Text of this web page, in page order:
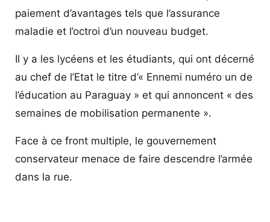
paiement d’avantages tels que l’assurance
maladie et l’octroi d’un nouveau budget.
Il y a les lycéens et les étudiants, qui ont décerné
au chef de l’Etat le titre d’« Ennemi numéro un de
l’éducation au Paraguay » et qui annoncent « des
semaines de mobilisation permanente ».
Face à ce front multiple, le gouvernement
conservateur menace de faire descendre l’armée
dans la rue.